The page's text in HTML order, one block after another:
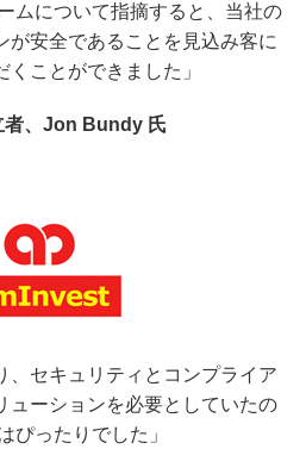
ムについて指摘すると、当社の
が安全であることを見込み客に
くことができました」
者、Jon Bundy 氏
、セキュリティとコンプライア
ューションを必要としていたの
ぴったりでした」